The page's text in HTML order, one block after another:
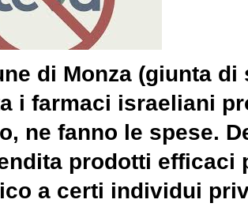
di Monza (giunta
i farmaci israeliani
ne fanno le spese.
prodotti efficaci
a certi individui